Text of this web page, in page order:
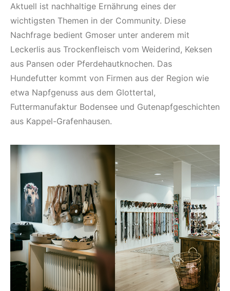
Aktuell ist nachhaltige Ernährung eines der
wichtigsten Themen in der Community. Diese
Nachfrage bedient Gmoser unter anderem mit
Leckerlis aus Trockenfleisch vom Weiderind, Keksen
aus Pansen oder Pferdehautknochen. Das
Hundefutter kommt von Firmen aus der Region wie
etwa Napfgenuss aus dem Glottertal,
Futtermanufaktur Bodensee und Gutenapfgeschichten
aus Kappel-Grafenhausen.